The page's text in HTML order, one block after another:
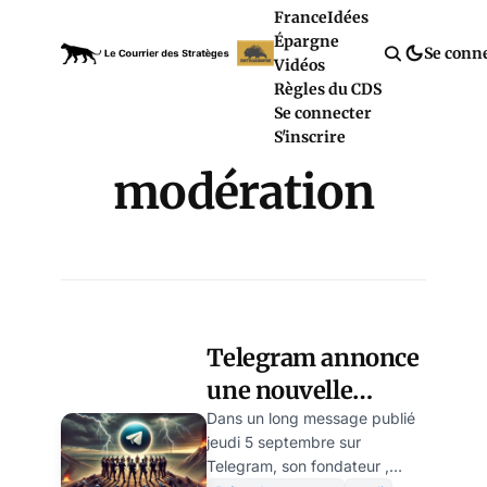
FranceIdées
Épargne
Vidéos
Règles du CDS
Se connecter
S'inscrire
Se
modération
Telegram annonce
une nouvelle
politique de
modération
Dans un long message publié
jeudi 5 septembre sur
Telegram, son fondateur ,